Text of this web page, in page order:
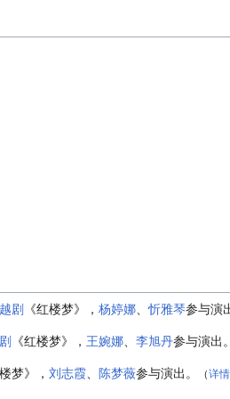
越剧 《红楼梦》， 杨婷娜 、忻雅琴参与演
《红楼梦》， 王婉娜 李旭丹参与演出。
梦》， 刘志霞 陈梦薇参与演出。 （详情